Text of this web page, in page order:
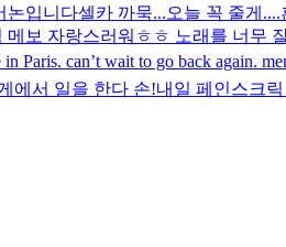
논입니다셀카 까묵...오늘 꼭 줄게....
보 자랑스러워ㅎㅎ 노래를 너무
Paris. can’t wait to go back again.
에서 일을 한다 손!내일 페인스크